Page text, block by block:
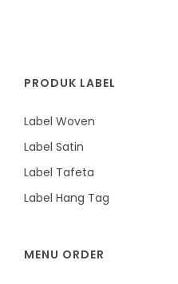
PRODUK LABEL
Label Woven
Label Satin
Label Tafeta
Label Hang Tag
MENU ORDER